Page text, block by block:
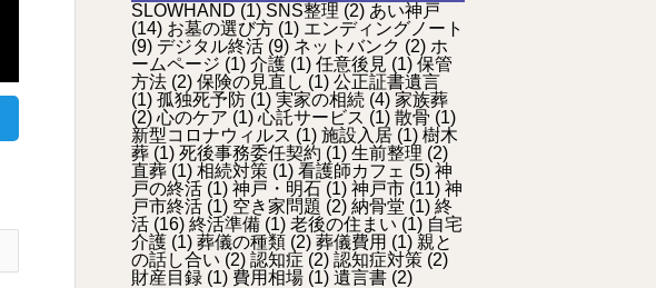
SLOWHAND (1) SNS整理 (2) あい神戸
(14) お墓の選び方 (1) エンディングノート
(9) デジタル終活 (9) ネットバンク (2) ホ
ームページ (1) 介護 (1) 任意後見 (1) 保管
方法 (2) 保険の見直し (1) 公正証書遺言
(1) 孤独死予防 (1) 実家の相続 (4) 家族葬
(2) 心のケア (1) 心託サービス (1) 散骨 (1)
新型コロナウィルス (1) 施設入居 (1) 樹木
葬 (1) 死後事務委任契約 (1) 生前整理 (2)
直葬 (1) 相続対策 (1) 看護師カフェ (5) 神
戸の終活 (1) 神戸・明石 (1) 神戸市 (11) 神
戸市終活 (1) 空き家問題 (2) 納骨堂 (1) 終
活 (16) 終活準備 (1) 老後の住まい (1) 自宅
介護 (1) 葬儀の種類 (2) 葬儀費用 (1) 親と
の話し合い (2) 認知症 (2) 認知症対策 (2)
財産目録 (1) 費用相場 (1) 遺言書 (2)